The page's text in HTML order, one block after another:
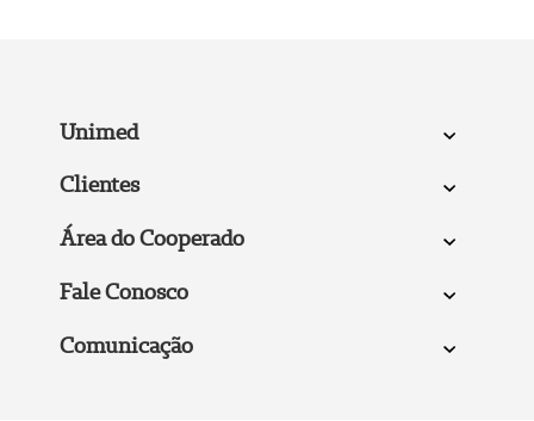
Unimed
Clientes
Área do Cooperado
Fale Conosco
Comunicação